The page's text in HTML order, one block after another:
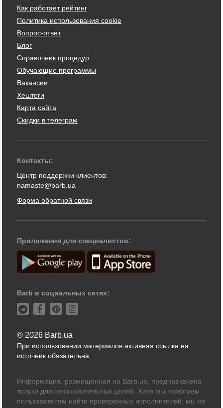
Как работает рейтинг
Политика использования cookie
Вопрос-ответ
Блог
Справочник процедур
Обучающие программы
Вакансии
Хештеги
Карта сайта
Скидки в телеграм
Контакты:
Центр поддержки клиентов:
namaste@barb.ua
Форма обратной связи
Приложения для специалистов:
Barb в социальных сетях:
© 2026 Barb.ua
При использовании материалов активная ссылка на
источник обязательна
Информация, размещенная на Barb.ua, предназначена
только для ознакомительных целей. Хотя мы помогаем
пользователям найти проверенных исполнителей, мы не